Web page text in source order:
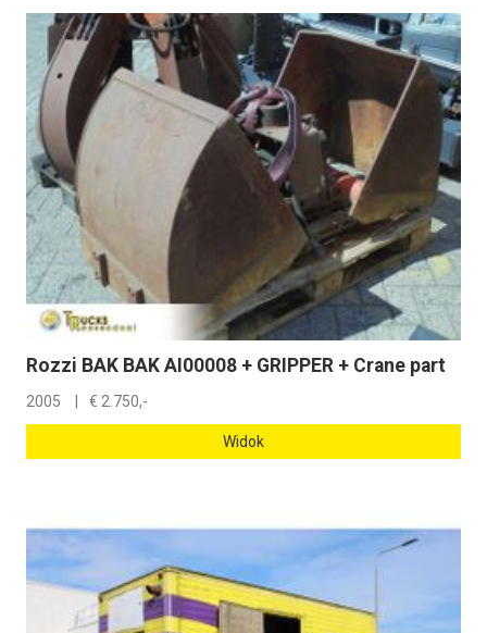
Rozzi BAK BAK AI00008 + GRIPPER + Crane part
2005 € 2.750,-
Widok